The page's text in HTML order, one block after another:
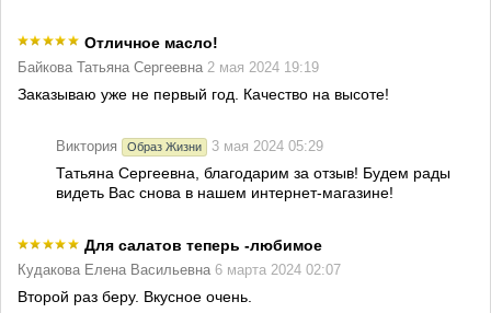
Отличное масло!
Байкова Татьяна Сергеевна 2 мая 2024 19:19
Заказываю уже не первый год. Качество на высоте!
Виктория Образ Жизни 3 мая 2024 05:29
Татьяна Сергеевна, благодарим за отзыв! Будем рады
видеть Вас снова в нашем интернет-магазине!
Для салатов теперь -любимое
Кудакова Елена Васильевна 6 марта 2024 02:07
Второй раз беру. Вкусное очень.